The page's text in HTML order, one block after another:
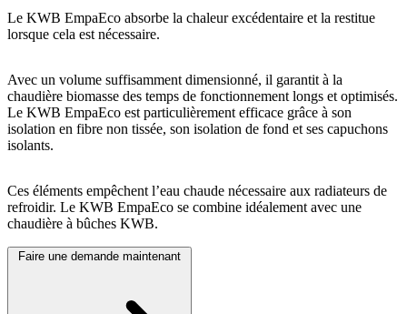
Le KWB EmpaEco absorbe la chaleur excédentaire et la restitue
lorsque cela est nécessaire.
Avec un volume suffisamment dimensionné, il garantit à la
chaudière biomasse des temps de fonctionnement longs et optimisés.
Le KWB EmpaEco est particulièrement efficace grâce à son
isolation en fibre non tissée, son isolation de fond et ses capuchons
isolants.
Ces éléments empêchent l’eau chaude nécessaire aux radiateurs de
refroidir. Le KWB EmpaEco se combine idéalement avec une
chaudière à bûches KWB.
Faire une demande maintenant